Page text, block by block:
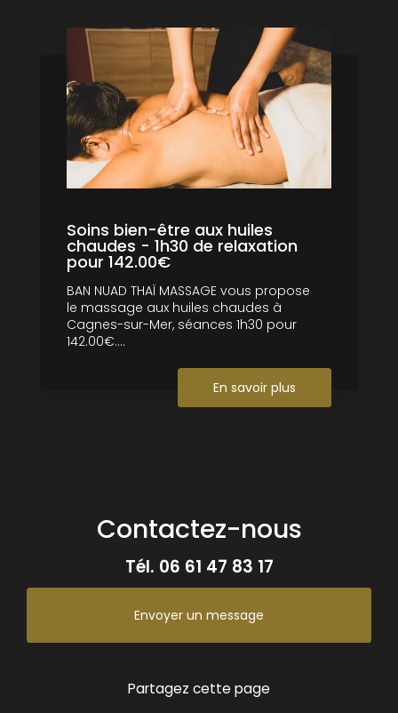
Soins bien-être aux huiles
chaudes - 1h30 de relaxation
pour 142.00€
BAN NUAD THAÏ MASSAGE vous propose
le massage aux huiles chaudes à
Cagnes-sur-Mer, séances 1h30 pour
142.00€....
En savoir plus
Contactez-nous
Tél. 06 61 47 83 17
Envoyer un message
Partagez cette page